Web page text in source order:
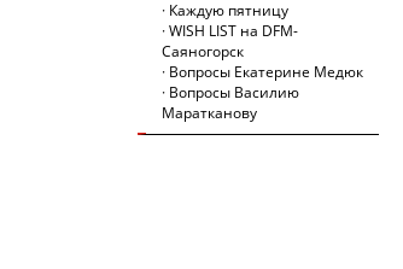
Каждую пятницу
WISH LIST на DFM-
Саяногорск
Вопросы Екатерине Медюк
Вопросы Василию
Маратканову